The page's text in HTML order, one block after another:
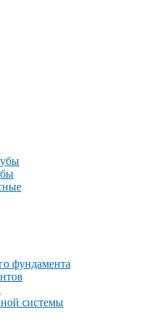
фундамента
системы